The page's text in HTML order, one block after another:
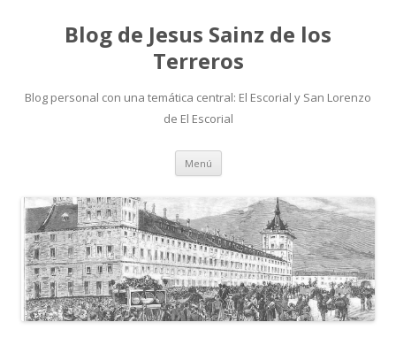
Blog de Jesus Sainz de los
Terreros
Blog personal con una temática central: El Escorial y San Lorenzo
de El Escorial
Menú Saltar
contenido